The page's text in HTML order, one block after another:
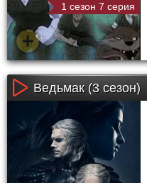
1 сезон 7 серия
Ведьмак (3 сезон)